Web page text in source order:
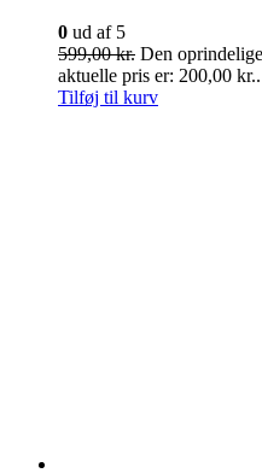
0 ud af 5
599,00kr. Den
aktuelle pris er: 200,00 kr..
Tilføj til kurv